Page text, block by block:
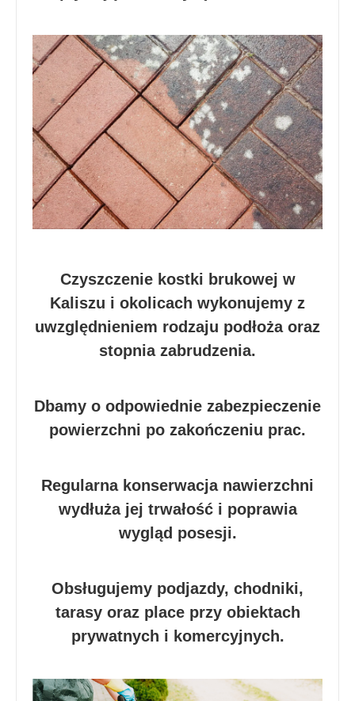
Czyszczenie kostki brukowej w
Kaliszu i okolicach wykonujemy z
uwzględnieniem rodzaju podłoża oraz
stopnia zabrudzenia.
Dbamy o odpowiednie zabezpieczenie
powierzchni po zakończeniu prac.
Regularna konserwacja nawierzchni
wydłuża jej trwałość i poprawia
wygląd posesji.
Obsługujemy podjazdy, chodniki,
tarasy oraz place przy obiektach
prywatnych i komercyjnych.